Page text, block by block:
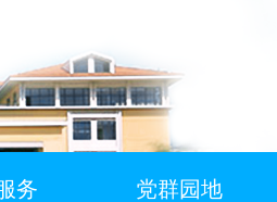
务 党群园地